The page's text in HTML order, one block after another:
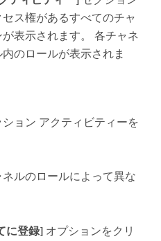
ス権があるすべてのチャ
表示されます。 各チャネ
のロールが表示されま
ョン アクティビティーを
ルのロールによって異な
に登録]オプションをクリ